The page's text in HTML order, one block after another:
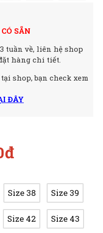
SẴN
tuần về, liên hệ shop
hàng chi tiết.
shop, bạn check xem
ĐÂY
Size 38 Size 39
Size 42 Size 43